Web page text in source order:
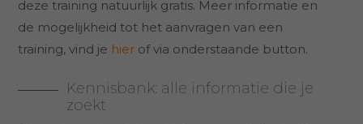
deze training natuurlijk gratis. Meer informatie en
de mogelijkheid tot het aanvragen van een
training, vind je hierof via onderstaande button.
Kennisbank: alle informatie die je
zoekt